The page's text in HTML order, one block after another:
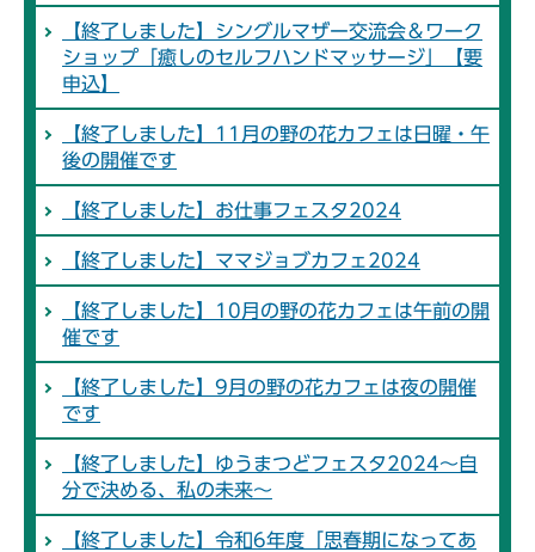
【終了しました】シングルマザー交流会＆ワーク
ショップ「癒しのセルフハンドマッサージ」【要
申込】
【終了しました】11月の野の花カフェは日曜・午
後の開催です
【終了しました】お仕事フェスタ2024
【終了しました】ママジョブカフェ2024
【終了しました】10月の野の花カフェは午前の開
催です
【終了しました】9月の野の花カフェは夜の開催
です
【終了しました】ゆうまつどフェスタ2024～自
分で決める、私の未来～
【終了しました】令和6年度「思春期になってあ